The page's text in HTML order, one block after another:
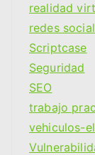
realidad
redes
Scriptcase
Seguridad
SEO
trabajo
vehiculos-